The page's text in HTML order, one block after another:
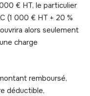
€ HT, le particulier
(1 000 € HT + 20 %
alors seulement
charge
remboursé,
déductible,